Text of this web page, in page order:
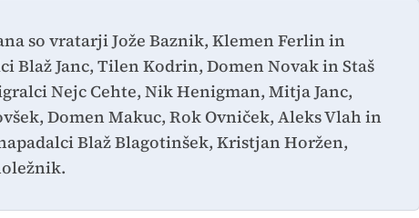
so vratarji Jože Baznik, Klemen Ferlin in
Blaž Janc, Tilen Kodrin, Domen Novak in Staš
Nejc Cehte, Nik Henigman, Mitja Janc,
Domen Makuc, Rok Ovniček, Aleks Vlah in
Blaž Blagotinšek, Kristjan Horžen,